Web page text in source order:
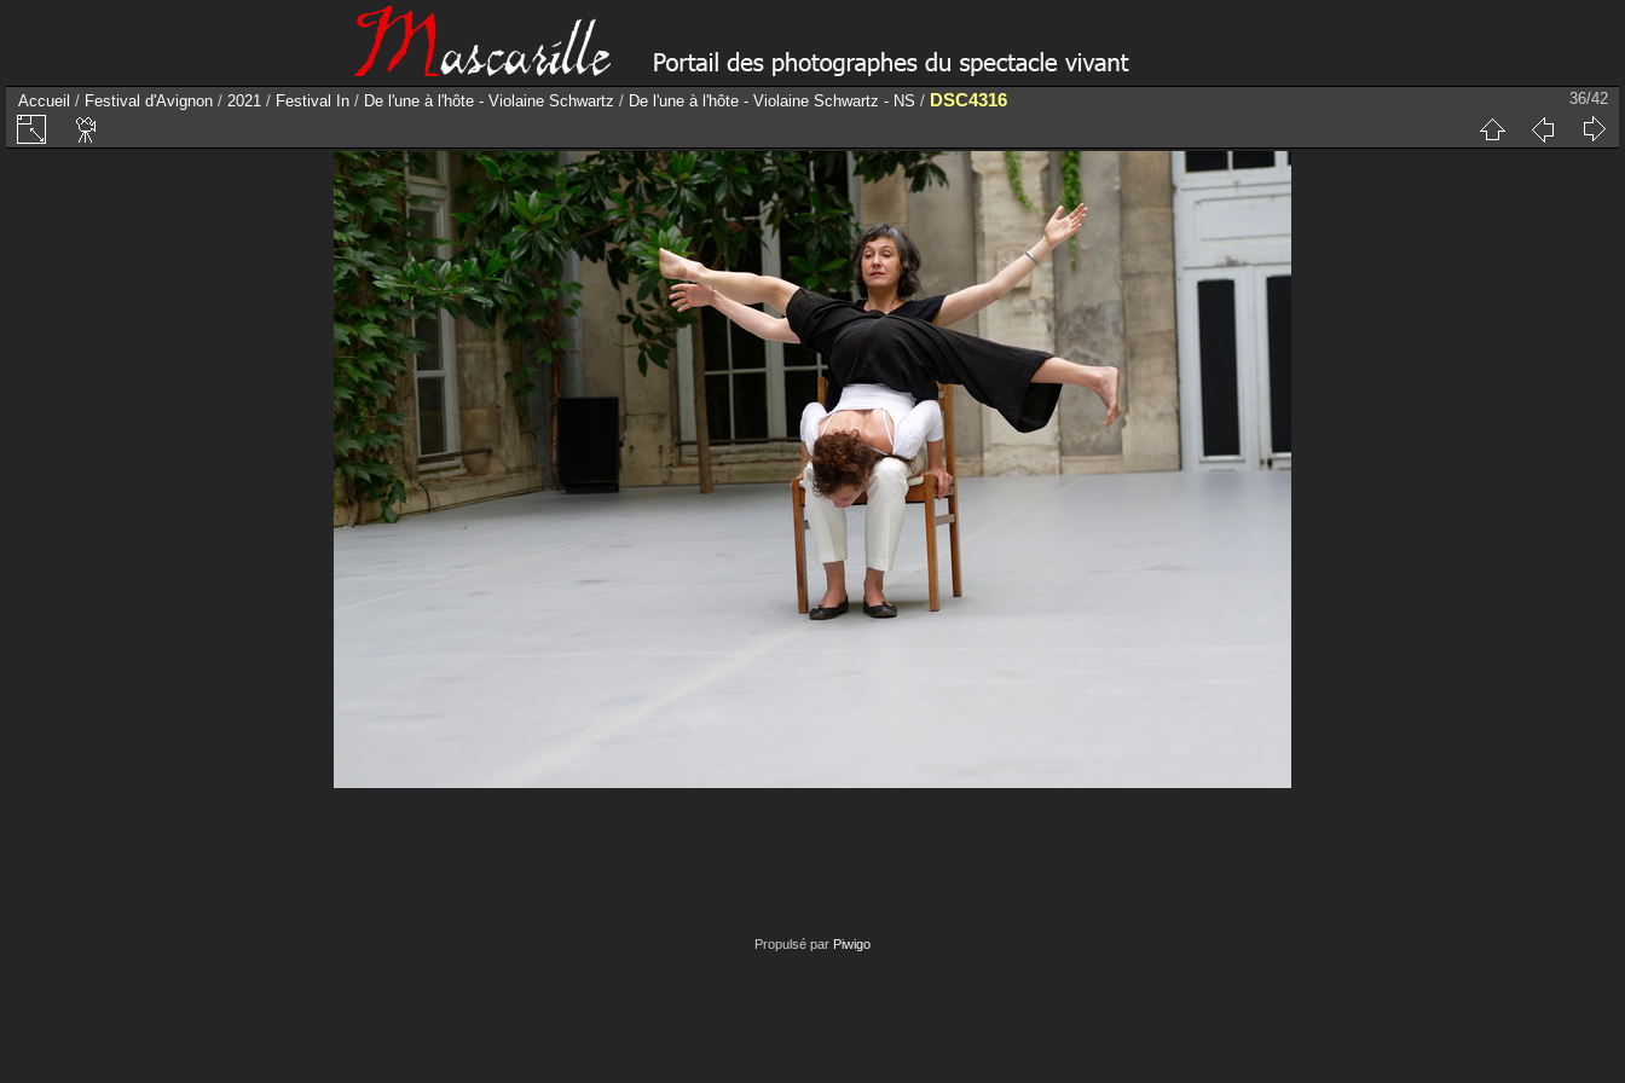
Accueil / Festival d'Avignon / 2021 / Festival In / De l'une à l'hôte - Violaine Schwartz / De l'une à l'hôte - Violaine Schwartz - NS / DSC4316 36/42
Propulsé par Piwigo